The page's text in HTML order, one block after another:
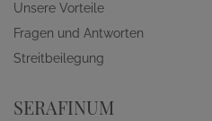
Unsere Vorteile
Fragen und Antworten
Streitbeilegung
SERAFINUM